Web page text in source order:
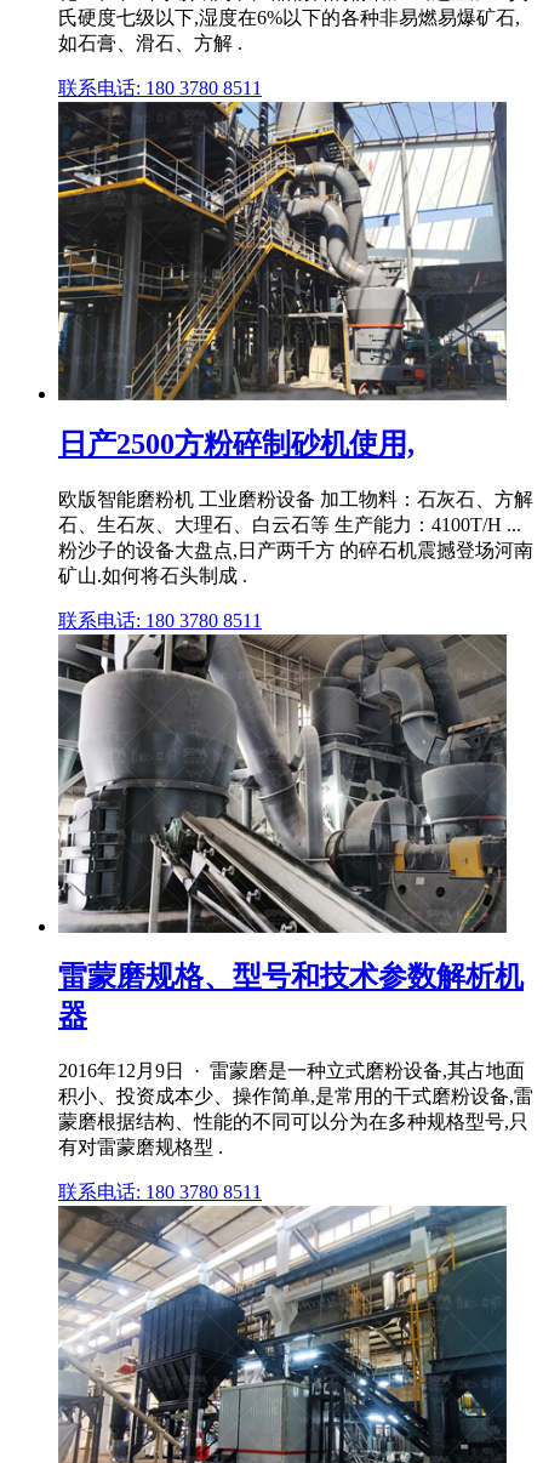
氏硬度七级以下,湿度在6%以下的各种非易燃易爆矿石,
如石膏、滑石、方解 .
联系电话: 180 3780 8511
日产2500方粉碎制砂机使用,
欧版智能磨粉机 工业磨粉设备 加工物料：石灰石、方解
石、生石灰、大理石、白云石等 生产能力：4100T/H ...
粉沙子的设备大盘点,日产两千方 的碎石机震撼登场河南
矿山.如何将石头制成 .
联系电话: 180 3780 8511
雷蒙磨规格、型号和技术参数解析机
器
2016年12月9日 · 雷蒙磨是一种立式磨粉设备,其占地面
积小、投资成本少、操作简单,是常用的干式磨粉设备,雷
蒙磨根据结构、性能的不同可以分为在多种规格型号,只
有对雷蒙磨规格型 .
联系电话: 180 3780 8511